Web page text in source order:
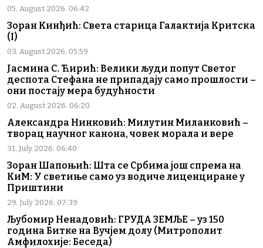
05. August 2026. 06:42
Зоран Кинђић: Света старица Галактија Критска
(I)
03. August 2026. 05:59
Јасмина С. Ћирић: Велики људи попут Светог
деспота Стефана не припадају само прошлости –
они постају мера будућности
02. August 2026. 06:20
Александра Нинковић: Милутин Миланковић –
творац научног канона, човек морала и вере
31. July 2026. 06:40
Зоран Шапоњић: Шта се Србима још спрема на
КиМ: У светиње само уз водиче лиценциране у
Приштини
29. July 2026. 07:39
Љубомир Ненадовић: ГРУДА ЗЕМЉЕ – уз 150
година Битке на Вучјем долу (Митрополит
Амфилохије: Беседа)